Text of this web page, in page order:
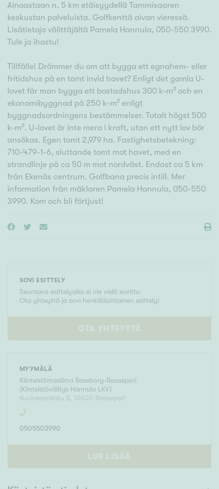
Ainoastaan n. 5 km etäisyydellä Tammisaaren
keskustan palveluista. Golfkenttä aivan vieressä.
Lisätietoja välittäjältä Pamela Hannula, 050-550 3990.
Tule ja ihastu!
Tillfälle! Drömmer du om att bygga ett egnahem- eller
fritidshus på en tomt invid havet? Enligt det gamla U-
lovet får man bygga ett bostadshus 300 k-m² och en
ekonomibyggnad på 250 k-m² enligt
byggnadsordningens bestämmelser. Totalt högst 500
k-m². U-lovet är inte mera i kraft, utan ett nytt lov bör
ansökas. Egen tomt 2,979 ha. Fastighetsbetekning:
710-479-1-6, sluttande tomt mot havet, med en
strandlinje på ca 50 m mot nordväst. Endast ca 5 km
från Ekenäs centrum. Golfbana precis intill. Mer
information från mäklaren Pamela Hannula, 050-550
3990. Kom och bli förtjust!
SOVI ESITTELY
Seuraava esittelyaika ei ole vielä sovittu.
Ota yhteyttä ja sovi henkilökohtainen esittely!
OTA YHTEYTTÄ
MYYMÄLÄ
Kiinteistömaailma Raseborg-Raasepori
(Kiinteistövälitys Hannula LKV)
Kuninkaankatu 5, 10600 Raasepori
0505503990
LUE LISÄÄ